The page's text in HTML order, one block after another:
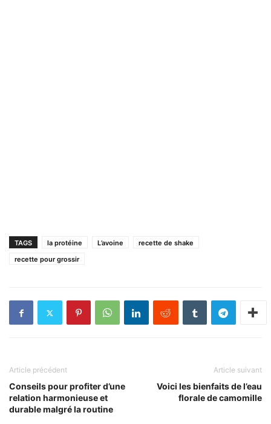
TAGS la protéine L’avoine
recette de shake
recette pour grossir
Article précédent
Conseils pour profiter d’une
relation harmonieuse et
durable malgré la routine
Article suivant
Voici les bienfaits de l’eau
florale de camomille